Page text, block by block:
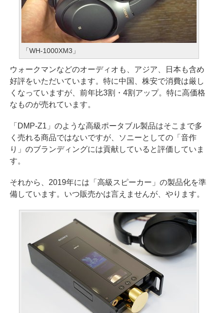
「WH-1000XM3」
ウォークマンなどのオーディオも、アジア、日本も含め
好評をいただいています。特に中国、株安で消費は厳し
くなっていますが、前年比3割・4割アップ。特に高価格
なものが売れています。
「DMP-Z1」のような高級ポータブル製品はそこまで多
く売れる商品ではないですが、ソニーとしての「音作
り」のブランディングには貢献していると評価していま
す。
それから、2019年には「高級スピーカー」の製品化を準
備しています。いつ販売かは言えませんが、やります。